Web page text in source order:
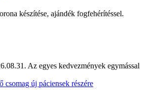
készítése, ajándék fogfehérítéssel.
Az egyes kedvezmények egymással